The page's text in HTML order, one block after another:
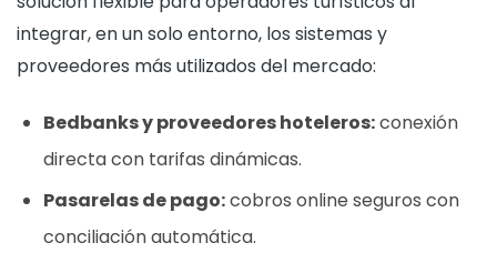
integrar, en un solo entorno, los sistemas y
proveedores más utilizados del mercado:
Bedbanks y proveedores hoteleros:conexión
directa con tarifas dinámicas.
Pasarelas de pago:cobros online seguros con
conciliación automática.